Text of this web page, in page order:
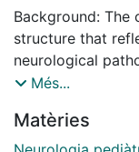
Background: The
structure that
neurological
shown that
the CC surface in
antecedents of
Més...
Matèries